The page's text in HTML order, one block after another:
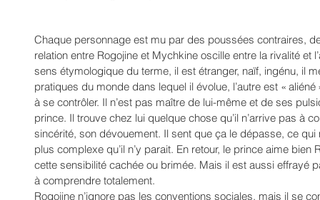
Chaque personnage est mu par des poussées contraires,
relation entre Rogojine et Mychkine oscille entre la rivalité et
sens étymologique du terme, il est étranger, naïf, ingénu, il
pratiques du monde dans lequel il évolue, l’autre est «
à se contrôler. Il n’est pas maître de lui-même et de ses
prince. Il trouve chez lui quelque chose qu’il n’arrive pas à
sincérité, son dévouement. Il sent que ça le dépasse, ce
plus complexe qu’il n’y parait. En retour, le prince aime
cette sensibilité cachée ou brimée. Mais il est aussi effrayé
à comprendre totalement.
Rogojine n’ignore pas les conventions sociales, mais il se